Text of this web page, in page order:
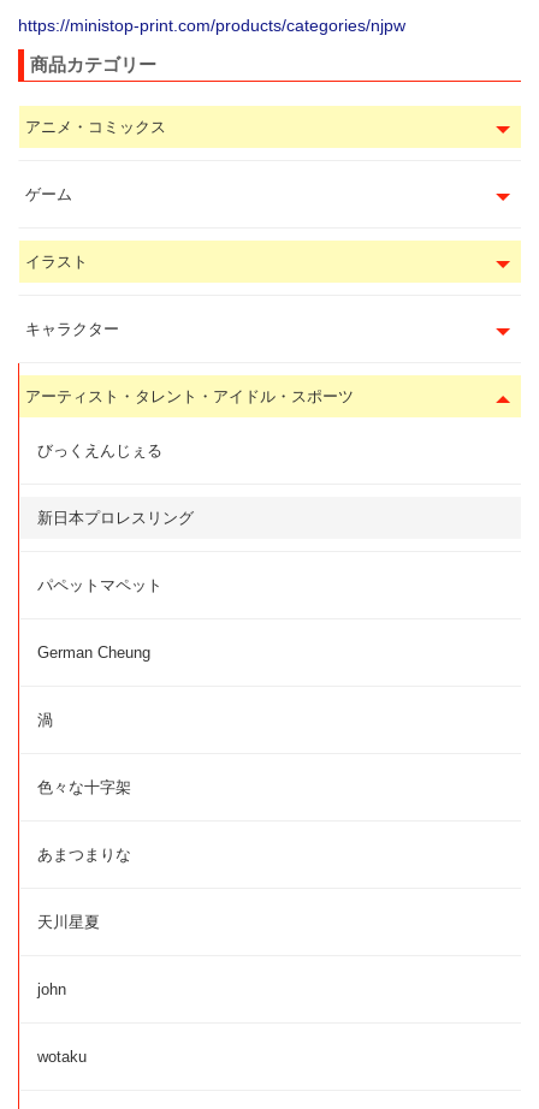
https://ministop-print.com/products/categories/njpw
商品カテゴリー
アニメ・コミックス
ゲーム
イラスト
キャラクター
アーティスト・タレント・アイドル・スポーツ
びっくえんじぇる
新日本プロレスリング
パペットマペット
German Cheung
渦
色々な十字架
あまつまりな
天川星夏
john
wotaku